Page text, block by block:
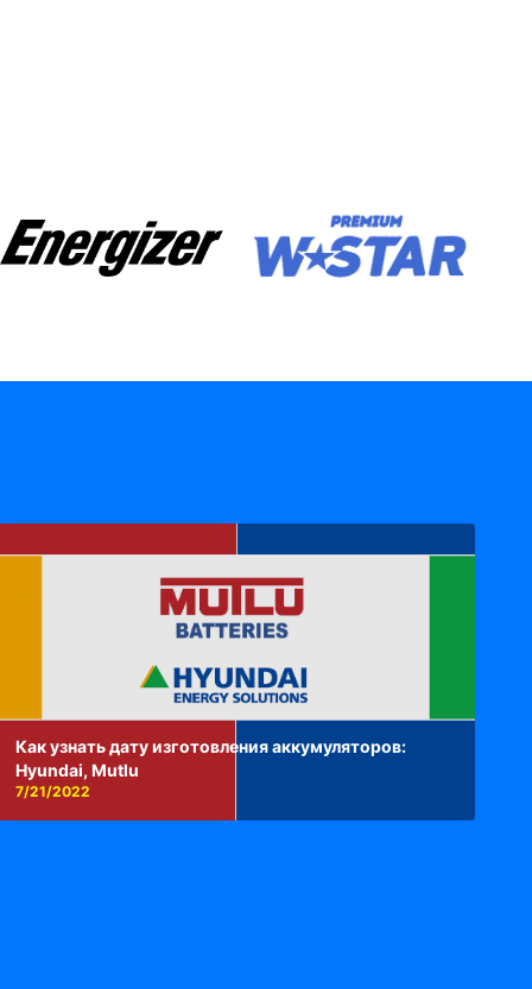
Как узнать дату изготовления аккумуляторов:
Hyundai, Mutlu
7/21/2022